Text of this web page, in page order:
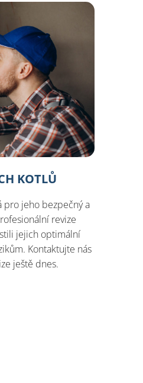
KOTLŮ
pro jeho bezpečný a
revize
jejich optimální
Kontaktujte nás
ještě dnes.